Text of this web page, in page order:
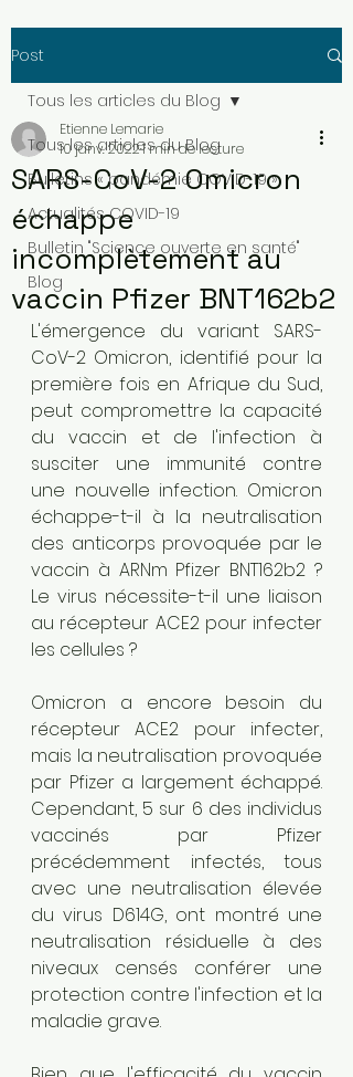
Post
Tous les articles du Blog
Bulletins « pandémie COVID-19 »
Actualités COVID-19
Bulletin "Science ouverte en santé"
Blog
Tous les articles du Blog
SARS-CoV-2 Omicron
échappe
incomplètement au
vaccin Pfizer BNT162b2
Etienne Lemarie
10 janv. 20221 min de lecture
L'émergence du variant SARS-
CoV-2 Omicron, identifié pour la
première fois en Afrique du Sud,
peut compromettre la capacité
du vaccin et de l'infection à
susciter une immunité contre
une nouvelle infection. Omicron
échappe-t-il à la neutralisation
des anticorps provoquée par le
vaccin à ARNm Pfizer BNT162b2 ?
Le virus nécessite-t-il une liaison
au récepteur ACE2 pour infecter
les cellules ?
Omicron a encore besoin du
récepteur ACE2 pour infecter,
mais la neutralisation provoquée
par Pfizer a largement échappé.
Cependant, 5 sur 6 des individus
vaccinés par Pfizer
précédemment infectés, tous
avec une neutralisation élevée
du virus D614G, ont montré une
neutralisation résiduelle à des
niveaux censés conférer une
protection contre l'infection et la
maladie grave.